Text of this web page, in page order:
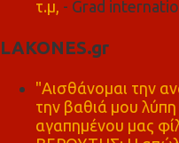
τ.μ, - Grad
LAKONES.gr
"Αισθάνομαι την
την βαθιά μου
αγαπημένου μας